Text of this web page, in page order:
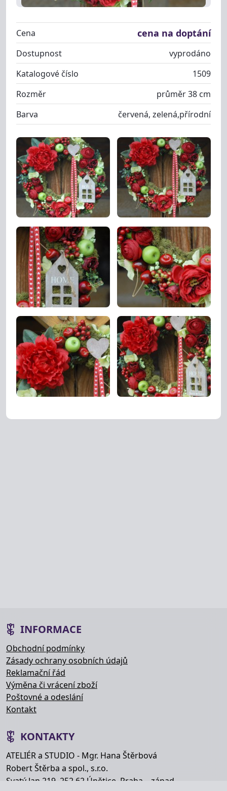
Cena cena na doptání
Dostupnost
vyprodáno
Katalogové číslo
1509
Rozměr
průměr 38 cm
Barva
červená, zelená,přírodní
INFORMACE
Obchodní podmínky
Zásady ochrany osobních údajů
Reklamační řád
Výměna či vrácení zboží
Poštovné a odeslání
Kontakt
KONTAKTY
ATELIÉR a STUDIO - Mgr. Hana Štěrbová
Robert Štěrba a spol., s.r.o.
Svatý Jan 219, 252 62 Únětice, Praha – západ